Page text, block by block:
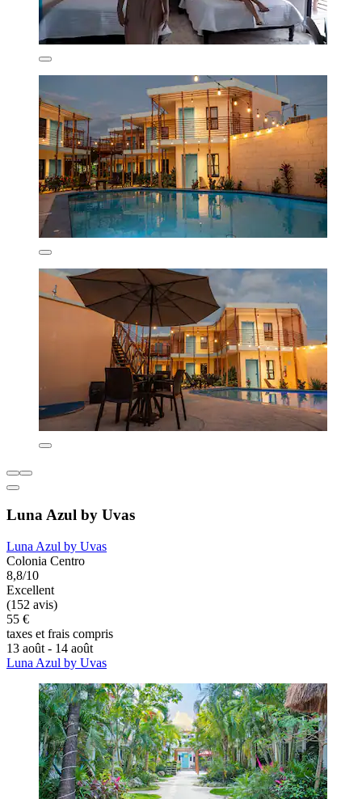
Luna Azul by Uvas
Luna Azul by Uvas
Colonia Centro
8,8/10
Excellent
(152 avis)
55 €
taxes et frais compris
13 août - 14 août
Luna Azul by Uvas